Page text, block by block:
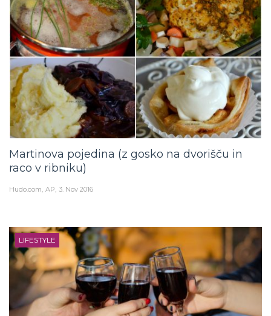
Martinova pojedina (z gosko na dvorišču in
raco v ribniku)
Hudo.com AP 3. Nov 2016
LIFESTYLE